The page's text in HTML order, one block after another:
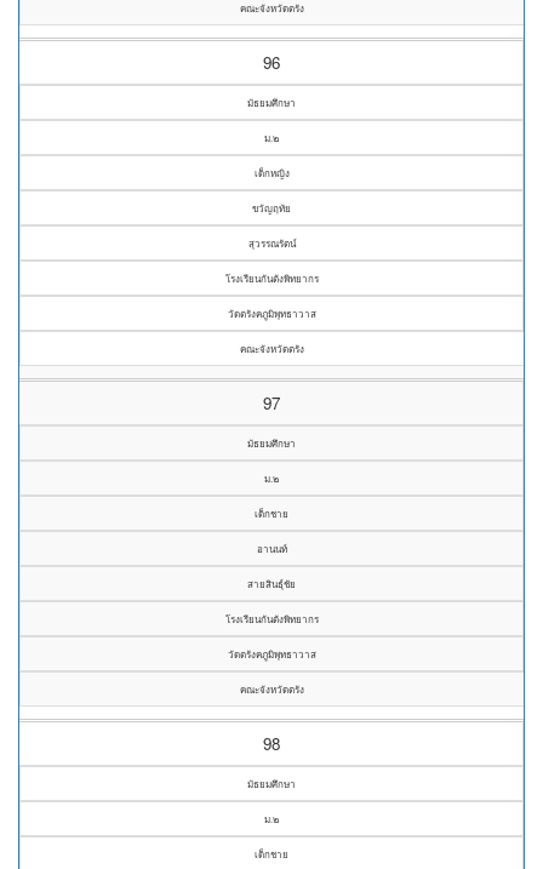
คณะจังหวัดตรัง
96
มัธยมศึกษา
ม.๒
เด็กหญิง
ขวัญฤทัย
สุวรรณรัตน์
โรงเรียนกันตังพิทยากร
วัดตรังคภูมิพุทธาวาส
คณะจังหวัดตรัง
97
มัธยมศึกษา
ม.๒
เด็กชาย
อานนท์
สายสินธุ์ชัย
โรงเรียนกันตังพิทยากร
วัดตรังคภูมิพุทธาวาส
คณะจังหวัดตรัง
98
มัธยมศึกษา
ม.๒
เด็กชาย